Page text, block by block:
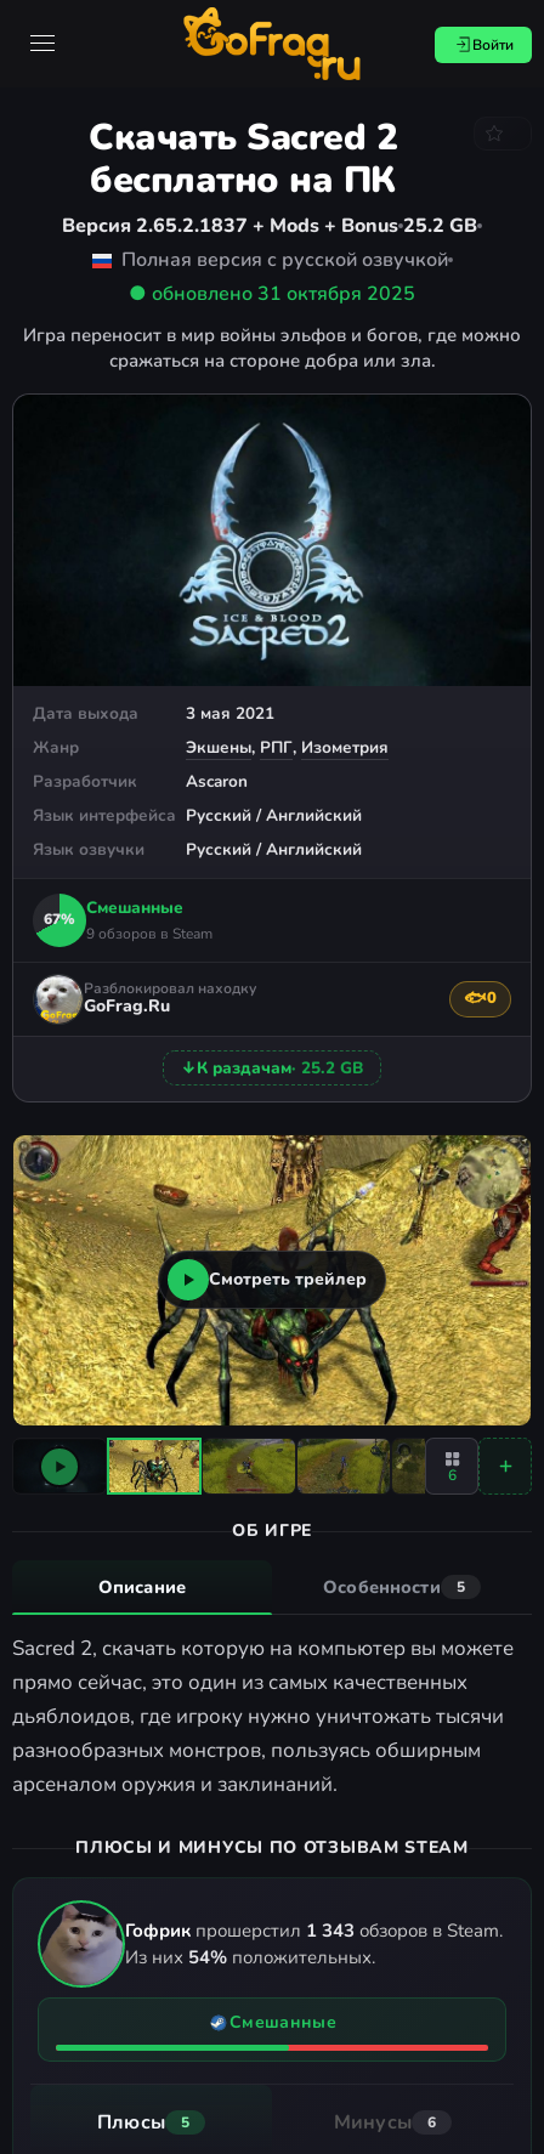
Войти
Скачать Sacred 2
бесплатно на ПК
Версия 2.65.2.1837 + Mods + Bonus25.2 GB
Полная версия с русской озвучкой
● обновлено31 октября 2025
Игра переносит в мир войны эльфов и богов, где можно
сражаться на стороне добра или зла.
Дата выхода
3 мая 2021
Жанр
Экшены, РПГ, Изометрия
Разработчик
Ascaron
Язык интерфейса Русский / Английский
Язык озвучки
Русский / Английский
67%
Смешанные
9 обзоров в Steam
Разблокировал находку
GoFrag.Ru 🐟0
↓К раздачам· 25.2 GB
Смотреть трейлер
6
ОБ ИГРЕ
Описание Особенности 5
Sacred 2, скачать которую на компьютер вы можете
прямо сейчас, это один из самых качественных
дьяблоидов, где игроку нужно уничтожать тысячи
разнообразных монстров, пользуясь обширным
арсеналом оружия и заклинаний.
ПЛЮСЫ И МИНУСЫ ПО ОТЗЫВАМ STEAM
Гофрик прошерстил 1 343 обзоров в Steam.
Из них 54% положительных.
Смешанные
Плюсы 5 Минусы 6